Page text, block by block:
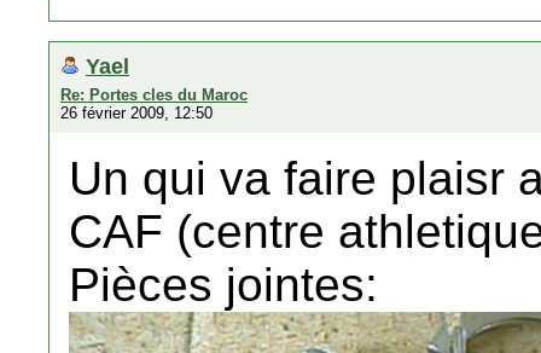
Yael
Re: Portes cles du Maroc
26 février 2009, 12:50
Un qui va faire plaisr
CAF (centre
Pièces jointes: